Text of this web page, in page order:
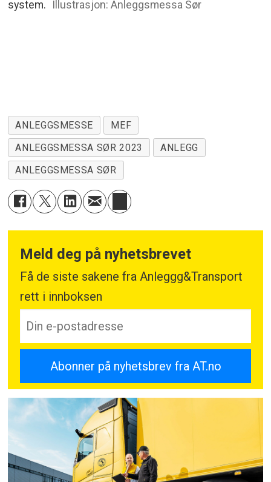
system. Illustrasjon: Anleggsmessa Sør
ANLEGGSMESSE
MEF
ANLEGGSMESSA SØR 2023
ANLEGG
ANLEGGSMESSA SØR
Meld deg på nyhetsbrevet
Få de siste sakene fra Anleggg&Transport
rett i innboksen